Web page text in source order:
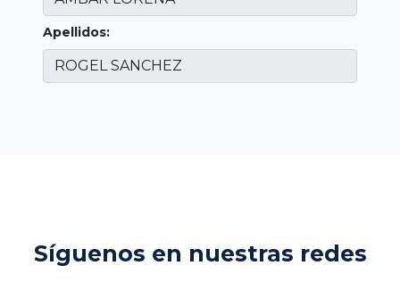
Apellidos:
Síguenos en nuestras redes